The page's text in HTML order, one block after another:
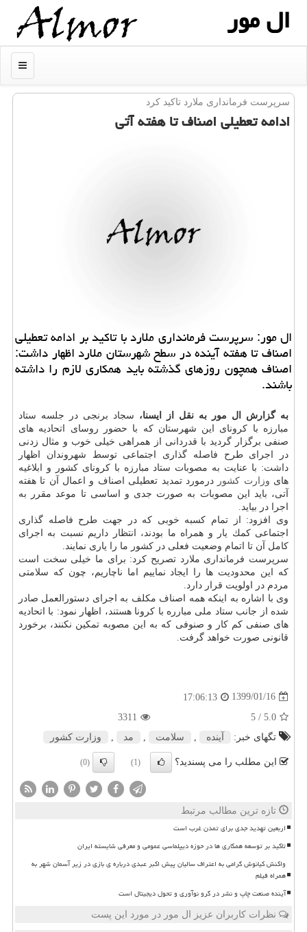
ال مور
منو
سرپرست فرمانداری ملارد تاكید كرد
ادامه تعطیلی اصناف تا هفته آتی
ال مور: سرپرست فرمانداری ملارد با تاكید بر ادامه تعطیلی
اصناف تا هفته آینده در سطح شهرستان ملارد اظهار داشت:
اصناف همچون روزهای گذشته باید همكاری لازم را داشته
باشند.
به گزارش ال مور به نقل از ایسنا، سجاد برنجی در جلسه ستاد
مبارزه با كرونای این شهرستان كه با حضور روسای اتحادیه های
صنفی برگزار گردید با قدردانی از همراهی خیلی خوب و مثال زدنی
در اجرای طرح فاصله گذاری اجتماعی توسط شهروندان اظهار
داشت: با عنایت به مصوبات ستاد مبارزه با كرونای كشور و ابلاغیه
های وزارت كشور درمورد تمدید تعطیلی اصناف و اعمال آن تا هفته
آتی، باید این مصوبات به صورت جدی و اساسی تا موعد مقرر به
اجرا در بیاید.
وی افزود: از تمام كسبه خوبی كه در جهت طرح فاصله گذاری
اجتماعی كمك یار و همراه ما بودند، انتظار داریم نسبت به اجرای
كامل آن تا اتمام وضعیت فعلی در كشور ما را یاری نمایند.
سرپرست فرمانداری ملارد تصریح كرد: برای ما خیلی سخت است
كه این محدودیت ها را ایجاد نماییم اما ناچاریم، چون كه سلامتی
مردم در اولویت قرار دارد.
وی با اشاره به اینكه همه اصناف مكلف به اجرای دستورالعمل صادر
شده از جانب ستاد ملی مبارره با كرونا هستند، اظهار نمود: با اتحادیه
های صنفی كم كار و صنوفی كه به این مصوبه تمكین نكنند، برخورد
قانونی صورت خواهد گرفت.
1399/01/16
17:06:13
5.0
/ 5
3311
تگهای خبر:
آینده سلامت مد وزارت كشور
این مطلب را می پسندید؟ (1)
(0)
تازه ترین مطالب مرتبط
اربعین تهدید جدی برای تمدن غرب است
تاکید بر توسعه همکاری ها در حوزه دیپلماسی عمومی و معرفی شایسته ایران
واکنش کیانوش گرامی به اعتراف سالیان پیش اکبر عبدی درباره ی بازی در زیر آسمان شهر به
همراه فیلم
آینده صنعت چاپ و نشر در گرو نوآوری و تحول دیجیتال است
نظرات کاربران عزیز ال مور در مورد این پست